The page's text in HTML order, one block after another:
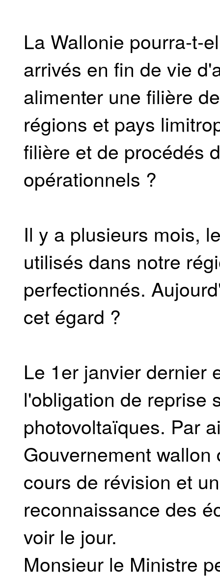
La Wallonie pourra-t-
arrivés en fin de vie
alimenter une filière
régions et pays
filière et de procédés
opérationnels ?
Il y a plusieurs mois,
utilisés dans notre
perfectionnés.
cet égard ?
Le 1er janvier dernier
l'obligation de reprise
photovoltaïques. Par
Gouvernement
cours de révision et
reconnaissance des
voir le jour.
Monsieur le Ministre